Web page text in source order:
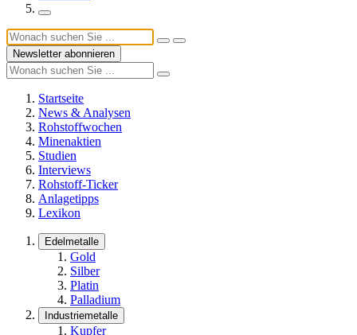
Newsletter abonnieren
Startseite
News & Analysen
Rohstoffwochen
Minenaktien
Studien
Interviews
Rohstoff-Ticker
Anlagetipps
Lexikon
Edelmetalle
Gold
Silber
Platin
Palladium
Industriemetalle
Kupfer